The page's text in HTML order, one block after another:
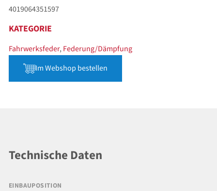
4019064351597
KATEGORIE
Fahrwerksfeder, Federung/Dämpfung
Im Webshop bestellen
Technische Daten
EINBAUPOSITION